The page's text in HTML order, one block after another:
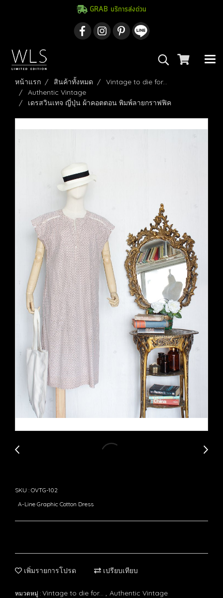
GRAB บริการส่งด่วน
หน้าแรก สินค้าทั้งหมด
Vintage to die for...
Authentic Vintage
เดรสวินเทจ ญี่ปุ่น ผ้าคอตตอน พิมพ์ลายกราฟฟิค
SKU : OVTG-102
A-Line Graphic Cotton Dress
เพิ่มรายการโปรด เปรียบเทียบ
หมวดหมู่ : Vintage to die for... , Authentic Vintage